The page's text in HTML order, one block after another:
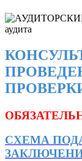
СХЕМА